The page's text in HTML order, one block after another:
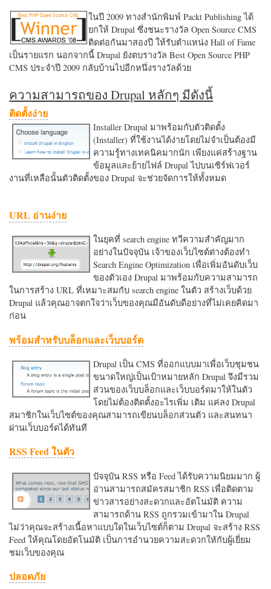
ในปี 2009 ทางสำนักพิมพ์ Packt Publishing ได้
ยกให้ Drupal ซึ่งชนะรางวัล Open Source CMS
ติดต่อกันมาสองปี ให้รับตำแหน่ง Hall of Fame
เป็นรายแรก นอกจากนี้ Drupal ยังตบรางวัล Best Open Source PHP
CMS ประจำปี 2009 กลับบ้านไปอีกหนึ่งรางวัลด้วย
ความสามารถของ Drupal หลักๆ มีดังนี้
ติดตั้งง่าย
Installer Drupal มาพร้อมกับตัวติดตั้ง
(Installer) ที่ใช้งานได้ง่ายโดยไม่จำเป็นต้องมี
ความรู้ทางเทคนิคมากนัก เพียงแค่สร้างฐาน
ข้อมูลและย้ายไฟล์ Drupal ไปบนเซิร์ฟเวอร์
งานที่เหลือนั้นตัวติดตั้งของ Drupal จะช่วยจัดการให้ทั้งหมด
URL อ่านง่าย
ในยุคที่ search engine ทวีความสำคัญมาก
อย่างในปัจจุบัน เจ้าของเว็บไซต์ต่างต้องทำ
Search Engine Optimization เพื่อเพิ่มอันดับเว็บ
ของตัวเอง Drupal มาพร้อมกับความสามารถ
ในการสร้าง URL ที่เหมาะสมกับ search engine ในตัว สร้างเว็บด้วย
Drupal แล้วคุณอาจตกใจว่าเว็บของคุณมีอันดับดีอย่างที่ไม่เคยคิดมา
ก่อน
พร้อมสำหรับบล็อกและเว็บบอร์ด
Drupal เป็น CMS ที่ออกแบบมาเพื่อเว็บชุมชน
ขนาดใหญ่เป็นเป้าหมายหลัก Drupal จึงมีรวม
ส่วนของเว็บบล็อกและเว็บบอร์ดมาให้ในตัว
โดยไม่ต้องติดตั้งอะไรเพิ่ม เติม แค่ลง Drupal
สมาชิกในเว็บไซต์ของคุณสามารถเขียนบล็อกส่วนตัว และสนทนา
ผ่านเว็บบอร์ดได้ทันที
RSS Feed ในตัว
ปัจจุบัน RSS หรือ Feed ได้รับความนิยมมาก ผู้
อ่านสามารถสมัครสมาชิก RSS เพื่อติดตาม
ข่าวสารอย่างสะดวกและอัตโนมัติ ความ
สามารถด้าน RSS ถูกรวมเข้ามาใน Drupal
ไม่ว่าคุณจะสร้างเนื้อหาแบบใดในเว็บไซต์ก็ตาม Drupal จะสร้าง RSS
Feed ให้คุณโดยอัตโนมัติ เป็นการอำนวยความสะดวกใหักับผู้เยี่ยม
ชมเว็บของคุณ
ปลอดภัย